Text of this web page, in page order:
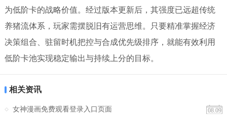
为低阶卡的战略价值。经过版本更新后，其强度已远超传统
养猪流体系，玩家需摆脱旧有运营思维。只要精准掌握经济
决策组合、驻留时机把控与合成优先级排序，就能有效利用
低阶卡池实现稳定输出与持续上分的目标。
相关资讯
08.09
女神漫画免费观看登录入口页面